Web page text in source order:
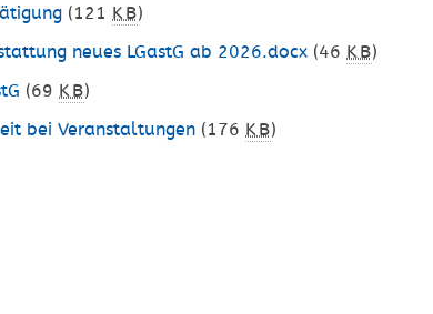
(121KB)
neues LGastG ab 2026.docx (46KB)
(69KB)
bei Veranstaltungen (176KB)